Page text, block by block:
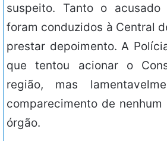
suspeito. Tanto o
foram conduzidos à Central
prestar depoimento. A
que tentou acionar o
região, mas
comparecimento de
órgão.